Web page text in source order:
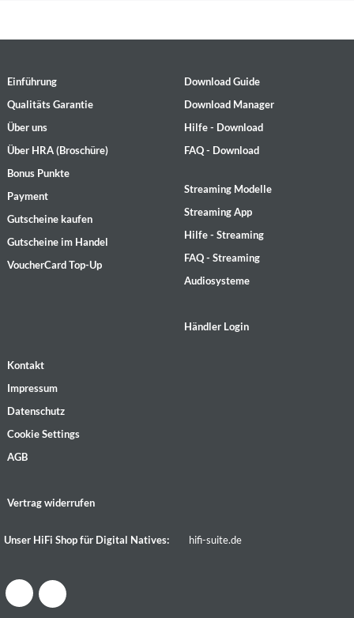
Einführung
Qualitäts Garantie
Über uns
Über HRA (Broschüre)
Bonus Punkte
Payment
Gutscheine kaufen
Gutscheine im Handel
VoucherCard Top-Up
Download Guide
Download Manager
Hilfe - Download
FAQ - Download
Streaming Modelle
Streaming App
Hilfe - Streaming
FAQ - Streaming
Audiosysteme
Händler Login
Kontakt
Impressum
Datenschutz
Cookie Settings
AGB
Vertrag widerrufen
Unser HiFi Shop für Digital Natives: hifi-suite.de